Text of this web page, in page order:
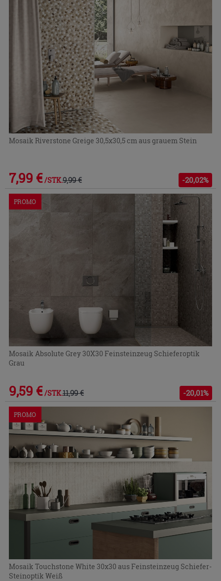
Mosaik Riverstone Greige 30,5x30,5 cm aus grauem Stein
7,99 € /STK.9,99 € -20,02%
PROMO
Mosaik Absolute Grey 30X30 Feinsteinzeug Schieferoptik
Grau
9,59 € /STK.11,99 € -20,01%
PROMO
Mosaik Touchstone White 30x30 aus Feinsteinzeug Schiefer-
Steinoptik Weiß